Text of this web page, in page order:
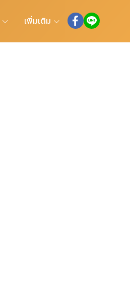
เพิ่มเติม